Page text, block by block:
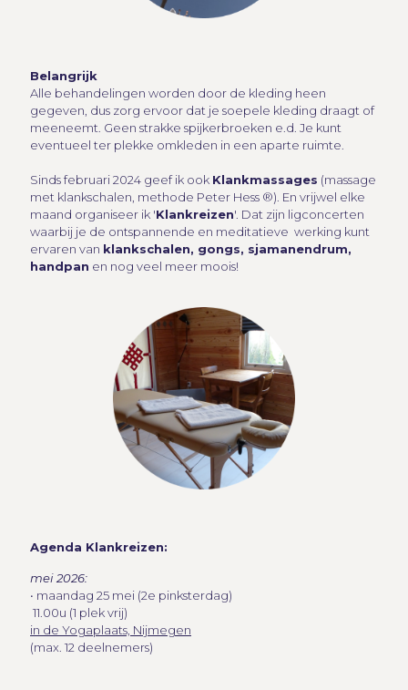
Belangrijk
Alle behandelingen worden door de kleding heen
gegeven, dus zorg ervoor dat je soepele kleding draagt of
meeneemt. Geen strakke spijkerbroeken e.d. Je kunt
eventueel ter plekke omkleden in een aparte ruimte.
Sinds februari 2024 geef ik ook Klankmassages (massage
met klankschalen, methode Peter Hess ®). En vrijwel elke
maand organiseer ik 'Klankreizen'. Dat zijn ligconcerten
waarbij je de ontspannende en meditatieve werking kunt
ervaren van klankschalen, gongs, sjamanendrum,
handpan en nog veel meer moois!
Agenda Klankreizen:
mei 2026:
• maandag 25 mei (2e pinksterdag)
11.00u (1 plek vrij)
in de Yogaplaats, Nijmegen
(max. 12 deelnemers)